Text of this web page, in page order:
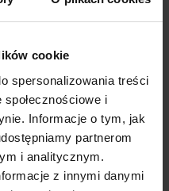
cookie
spersonalizowania treści
i
Informacje o tym, jak
partnerom
i analitycznym.
z innymi danymi
600
1146 x 542